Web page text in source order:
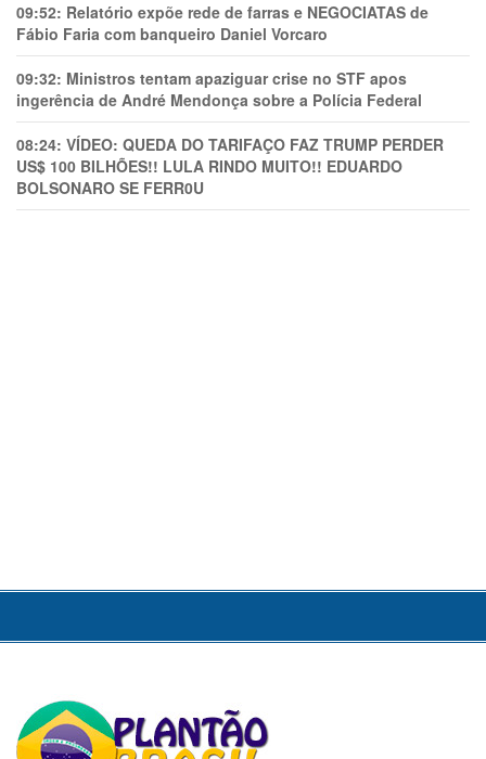
09:52: Relatório expõe rede de farras e NEGOCIATAS de
Fábio Faria com banqueiro Daniel Vorcaro
09:32: Ministros tentam apaziguar crise no STF apos
ingerência de André Mendonça sobre a Polícia Federal
08:24: VÍDEO: QUEDA DO TARIFAÇO FAZ TRUMP PERDER
US$ 100 BILHÕES!! LULA RINDO MUITO!! EDUARDO
BOLSONARO SE FERR0U